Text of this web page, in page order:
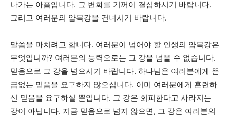
나가는 아픔입니다. 그 변화를 기꺼이 결심하시기 바랍니다.
그리고 여러분의 얍복강을 건너시기 바랍니다.
말씀을 마치려고 합니다. 여러분이 넘어야 할 인생의 얍복강은
무엇입니까? 여러분의 능력으로는 그 강을 넘을 수 없습니다.
믿음으로 그 강을 넘으시기 바랍니다. 하나님은 여러분에게 뜬
금없는 믿음을 요구하지 않으십니다. 이미 여러분에게 훈련하
신 믿음을 요구하실 뿐입니다. 그 강은 회피한다고 사라지는
강이 아닙니다. 지금 믿음으로 넘지 않으면, 그 강은 여러분의